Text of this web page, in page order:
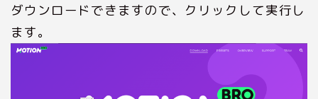
ダウンロードできますので、クリックして実行し
ます。